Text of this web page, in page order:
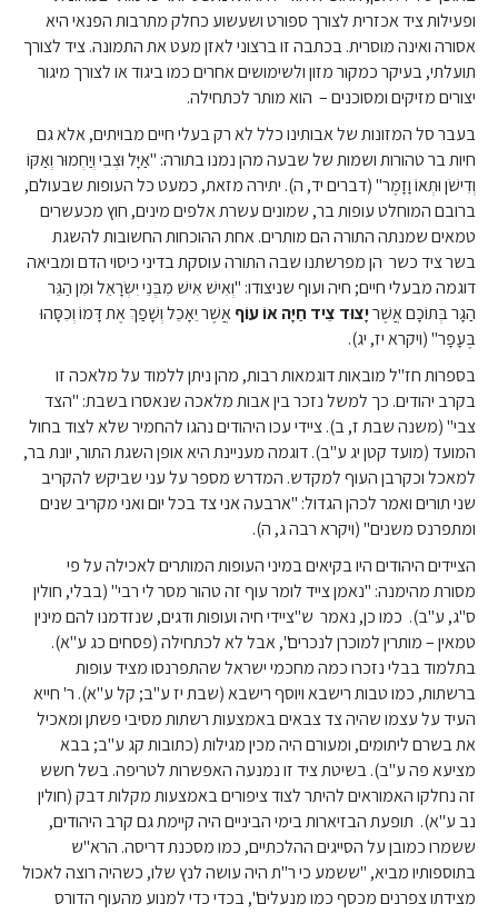
ופעילות ציד אכזרית לצורך ספורט ושעשוע כחלק מתרבות הפנאי היא
אסורה ואינה מוסרית. בכתבה זו ברצוני לאזן מעט את התמונה. ציד לצורך
תועלתי, בעיקר כמקור מזון ולשימושים אחרים כמו ביגוד או לצורך מיגור
יצורים מזיקים ומסוכנים – הוא מותר לכתחילה.
בעבר סל המזונות של אבותינו כלל לא רק בעלי חיים מבויתים, אלא גם
חיות בר טהורות ושמות של שבעה מהן נמנו בתורה: "אַיָּל וּצְבִי וְיַחְמוּר וְאַקּוֹ
וְדִישֹׁן וּתְאוֹ וָזָמֶר" (דברים יד, ה). יתירה מזאת, כמעט כל העופות שבעולם,
ברובם המוחלט עופות בר, שמונים עשרת אלפים מינים, חוץ מכעשרים
טמאים שמנתה התורה הם מותרים. אחת ההוכחות החשובות להשגת
בשר ציד כשר הן מפרשתנו שבה התורה עוסקת בדיני כיסוי הדם ומביאה
דוגמה מבעלי חיים; חיה ועוף שניצודו: "וְאִישׁ אִישׁ מִבְּנֵי יִשְׂרָאֵל וּמִן הַגֵּר
הַגָּר בְּתוֹכָם אֲשֶׁריָצוּד צֵיד חַיָּה אוֹ עוֹףאֲשֶׁר יֵאָכֵל וְשָׁפַךְ אֶת דָּמוֹ וְכִסָּהוּ
בֶּעָפָר" (ויקרא יז, יג).
בספרות חז"ל מובאות דוגמאות רבות, מהן ניתן ללמוד על מלאכה זו
בקרב יהודים. כך למשל נזכר בין אבות מלאכה שנאסרו בשבת: "הצד
צבי" (משנה שבת ז, ב). ציידי עכו היהודים נהגו להחמיר שלא לצוד בחול
המועד (מועד קטן יג ע"ב). דוגמה מעניינת היא אופן השגת התור, יונת בר,
למאכל וכקרבן העוף למקדש. המדרש מספר על עני שביקש להקריב
שני תורים ואמר לכהן הגדול: "ארבעה אני צד בכל יום ואני מקריב שנים
ומתפרנס משנים" (ויקרא רבה ג, ה).
הציידים היהודים היו בקיאים במיני העופות המותרים לאכילה על פי
מסורת מהימנה: "נאמן צייד לומר עוף זה טהור מסר לי רבי" (בבלי, חולין
ס"ג, ע"ב). כמו כן, נאמר ש"ציידי חיה ועופות ודגים, שנזדמנו להם מינין
טמאין – מותרין למוכרן לנכרים", אבל לא לכתחילה (פסחים כג ע"א).
בתלמוד בבלי נזכרו כמה מחכמי ישראל שהתפרנסו מציד עופות
ברשתות, כמו טבות רישבא ויוסף רישבא (שבת יז ע"ב; קל ע"א). ר' חייא
העיד על עצמו שהיה צד צבאים באמצעות רשתות מסיבי פשתן ומאכיל
את בשרם ליתומים, ומעורם היה מכין מגילות (כתובות קג ע"ב; בבא
מציעא פה ע"ב). בשיטת ציד זו נמנעה האפשרות לטריפה. בשל חשש
זה נחלקו האמוראים להיתר לצוד ציפורים באמצעות מקלות דבק (חולין
נב ע"א). תופעת הבזיארות בימי הביניים היה קיימת גם קרב היהודים,
ששמרו כמובן על הסייגים ההלכתיים, כמו מסכנת דריסה. הרא"ש
בתוספותיו מביא, "ששמע כי ר"ת היה עושה לנץ שלו, כשהיה רוצה לאכול
מצידתו צפרנים מכסף כמו מנעלים", בכדי כדי למנוע מהעוף הדורס